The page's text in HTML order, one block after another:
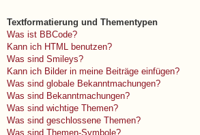
Textformatierung und Thementypen
Was ist BBCode?
Kann ich HTML benutzen?
Was sind Smileys?
Kann ich Bilder in meine Beiträge einfügen?
Was sind globale Bekanntmachungen?
Was sind Bekanntmachungen?
Was sind wichtige Themen?
Was sind geschlossene Themen?
Was sind Themen-Symbole?